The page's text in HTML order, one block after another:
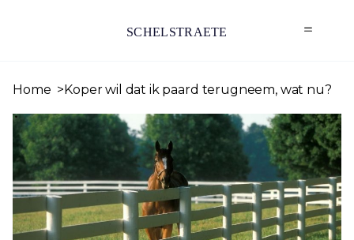
SCHELSTRAETE
Home Koper wil dat ik paard terugneem, wat nu?